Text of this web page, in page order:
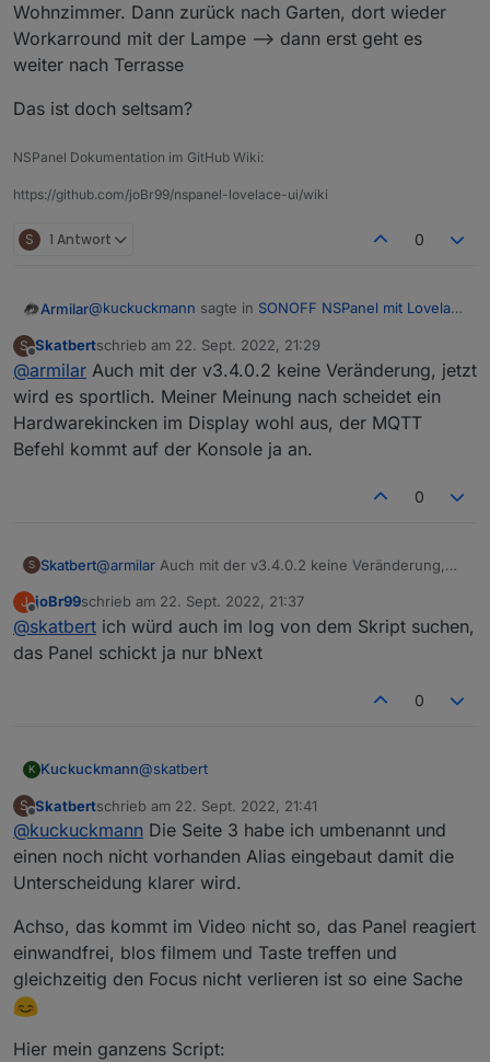
Wohnzimmer. Dann zurück nach Garten, dort wieder
Workarround mit der Lampe --> dann erst geht es
weiter nach Terrasse
Das ist doch seltsam?
NSPanel Dokumentation im GitHub Wiki:
https://github.com/joBr99/nspanel-lovelace-ui/wiki
S 1 Antwort 0
Armilar@kuckuckmann sagte in SONOFF NSPanel mit Lovelace
@skatbert
Vlt. kannst Du zwei Sachen mal testen, falls noch
Panel mal ausschalten (Strom weg) und nach
neulich zusammenhängen? Vlt. könnte er mal auf
V3.4.0.1 zurückrollen?
@Kuckuckmann : Versuch wäre es wert, wobei das
Script nur auf die Events reagiert, die kommen ja
nicht...
@Skatbert
https://raw.githubusercontent.com/joBr99/nspanel-
S
Offline
Skatbertschrieb am 22. Sept. 2022, 21:29
zuletzt editiert von
@armilar Auch mit der v3.4.0.2 keine Veränderung, jetzt
wird es sportlich. Meiner Meinung nach scheidet ein
Hardwarekincken im Display wohl aus, der MQTT
Befehl kommt auf der Konsole ja an.
0
S Skatbert@armilar Auch mit der v3.4.0.2 keine Veränderung,
ein Hardwarekincken im Display wohl aus, der MQTT
Befehl kommt auf der Konsole ja an.
J
Offline
joBr99schrieb am 22. Sept. 2022, 21:37
zuletzt editiert von
@skatbert ich würd auch im log von dem Skript suchen,
das Panel schickt ja nur bNext
0
K Kuckuckmann@skatbert
Äääähm....wo kommt denn die Seite
Wohnzimmer her?
Kannst Du vlt. mal Dein ganzes Skript hier
posten?
@ joBr99 @Armilar
Er kommt vom Screensaver --> Terrasse -->
Garten --> dann klickt er die Lampe
Gartenküche in die Details, das schließen mit x
dauert paar Klicks, dann kommt Wohnzimmer.
Dann zurück nach Garten, dort wieder
Das ist doch seltsam?
S
Offline
Skatbertschrieb am 22. Sept. 2022, 21:41
zuletzt editiert von
@kuckuckmann Die Seite 3 habe ich umbenannt und
einen noch nicht vorhanden Alias eingebaut damit die
Unterscheidung klarer wird.
Achso, das kommt im Video nicht so, das Panel reagiert
einwandfrei, blos filmem und Taste treffen und
gleichzeitig den Focus nicht verlieren ist so eine Sache
Hier mein ganzens Script: